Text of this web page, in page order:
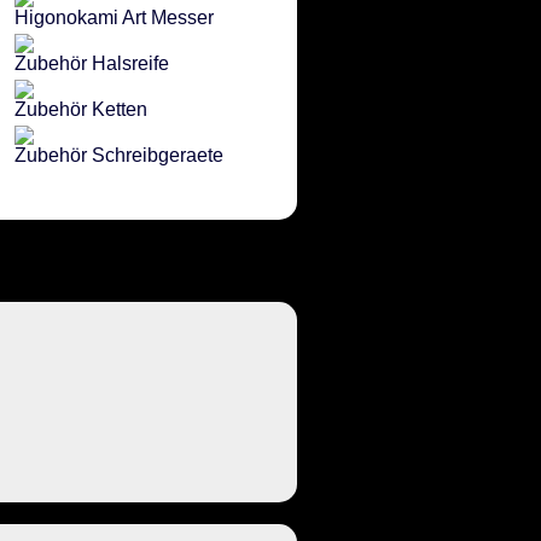
Higonokami Art Messer
Zubehör Halsreife
Zubehör Ketten
Zubehör Schreibgeraete